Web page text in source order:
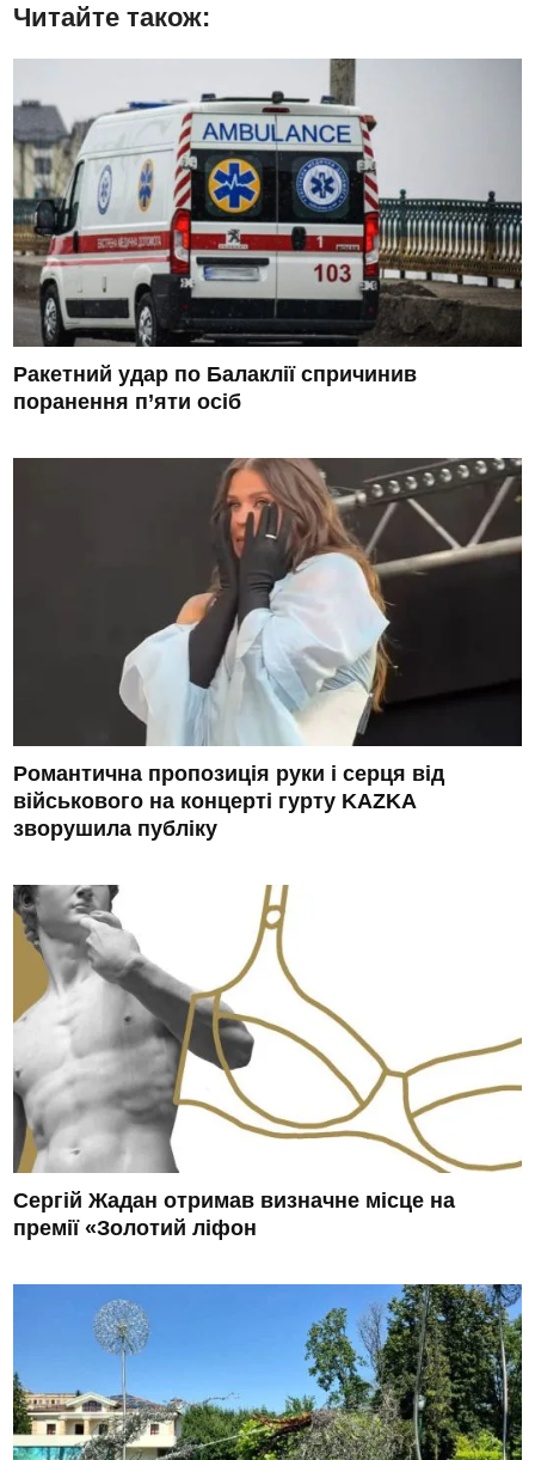
Читайте також:
Ракетний удар по Балаклії спричинив
поранення п’яти осіб
Романтична пропозиція руки і серця від
військового на концерті гурту KAZKA
зворушила публіку
Сергій Жадан отримав визначне місце на
премії «Золотий ліфон